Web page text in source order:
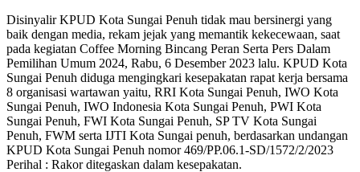
Disinyalir KPUD Kota Sungai Penuh tidak mau bersinergi yang
baik dengan media, rekam jejak yang memantik kekecewaan, saat
pada kegiatan Coffee Morning Bincang Peran Serta Pers Dalam
Pemilihan Umum 2024, Rabu, 6 Desember 2023 lalu. KPUD Kota
Sungai Penuh diduga mengingkari kesepakatan rapat kerja bersama
8 organisasi wartawan yaitu, RRI Kota Sungai Penuh, IWO Kota
Sungai Penuh, IWO Indonesia Kota Sungai Penuh, PWI Kota
Sungai Penuh, FWI Kota Sungai Penuh, SP TV Kota Sungai
Penuh, FWM serta IJTI Kota Sungai penuh, berdasarkan undangan
KPUD Kota Sungai Penuh nomor 469/PP.06.1-SD/1572/2/2023
Perihal : Rakor ditegaskan dalam kesepakatan.